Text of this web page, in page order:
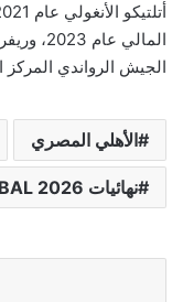
الجيش الرواندي المركز
الأهلي المصري
نهائيات BAL 2026